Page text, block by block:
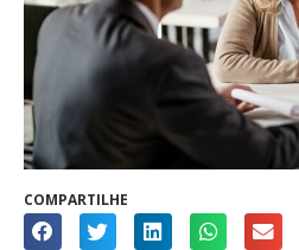
COMPARTILHE